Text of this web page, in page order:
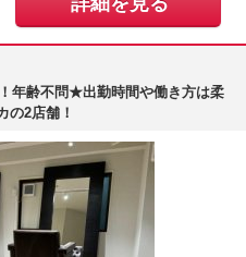
年齢不問★出勤時間や働き方は柔
の2店舗！